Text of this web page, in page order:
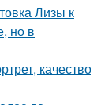
Лизы к
но в
качество